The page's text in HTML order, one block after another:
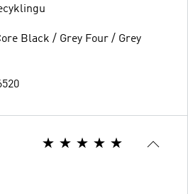
Black / Grey Four / Grey